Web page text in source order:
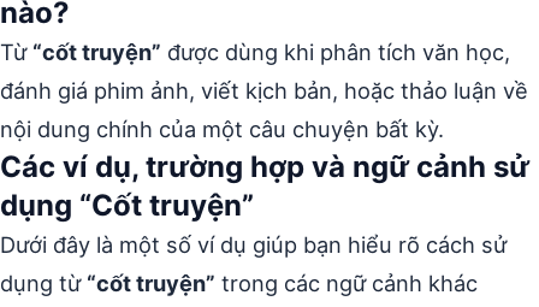
nào?
Từ “cốt truyện” được dùng khi phân tích văn học,
đánh giá phim ảnh, viết kịch bản, hoặc thảo luận về
nội dung chính của một câu chuyện bất kỳ.
Các ví dụ, trường hợp và ngữ cảnh sử
dụng “Cốt truyện”
Dưới đây là một số ví dụ giúp bạn hiểu rõ cách sử
dụng từ “cốt truyện” trong các ngữ cảnh khác